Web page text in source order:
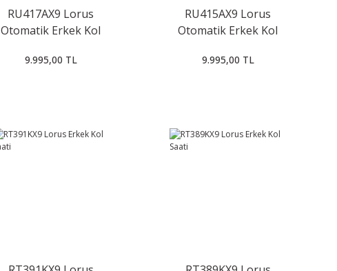
RU417AX9 Lorus
Otomatik Erkek Kol
9.995,00 TL
RU415AX9 Lorus
Otomatik Erkek Kol
9.995,00 TL